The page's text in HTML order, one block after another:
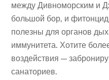
между Дивноморским и
большой бор, и
полезны для органов
иммунитета. Хотите
воздействия —
санаториев.